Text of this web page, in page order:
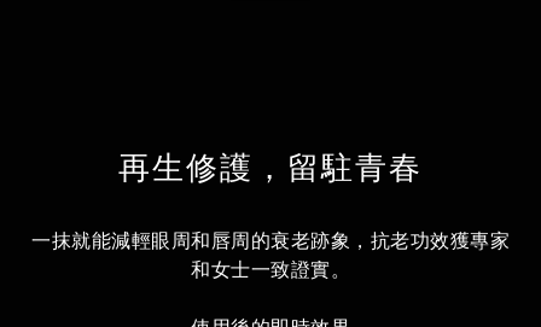
再生修護，留駐青春
一抹就能減輕眼周和唇周的衰老跡象，抗老功效獲專家
和女士一致證實。